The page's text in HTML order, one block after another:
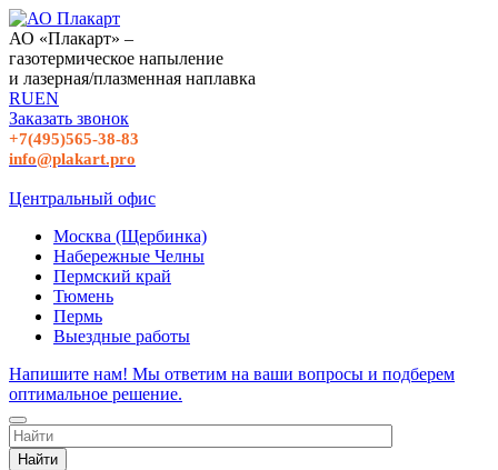
АО «Плакарт» –
газотермическое напыление
и лазерная/плазменная наплавка
RUEN
Заказать звонок
+7(495)565-38-83
info@plakart.pro
Центральный офис
Москва (Щербинка)
Набережные Челны
Пермский край
Тюмень
Пермь
Выездные работы
Напишите нам! Мы ответим на ваши вопросы и подберем
оптимальное решение.
Найти